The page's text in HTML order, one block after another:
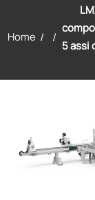
Home / /
5 assi